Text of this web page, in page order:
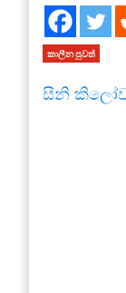
කාලීන පුවත්
සීනි කිලෝව